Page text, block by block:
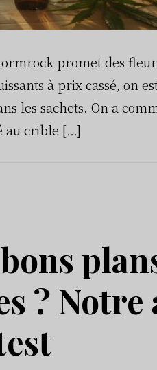
promet des
à prix cassé, on
les sachets. On a
au crible […]
? Notre